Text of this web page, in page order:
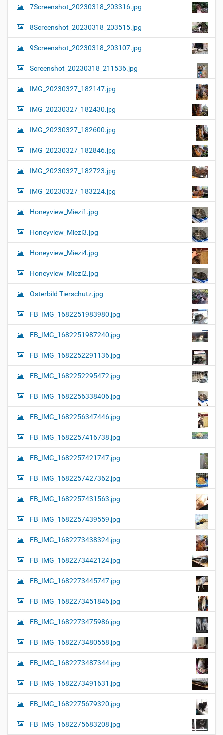
7Screenshot_20230318_203316.jpg
8Screenshot_20230318_203515.jpg
9Screenshot_20230318_203107.jpg
Screenshot_20230318_211536.jpg
IMG_20230327_182147.jpg
IMG_20230327_182430.jpg
IMG_20230327_182600.jpg
IMG_20230327_182846.jpg
IMG_20230327_182723.jpg
IMG_20230327_183224.jpg
Honeyview_Miezi1.jpg
Honeyview_Miezi3.jpg
Honeyview_Miezi4.jpg
Honeyview_Miezi2.jpg
Osterbild Tierschutz.jpg
FB_IMG_1682251983980.jpg
FB_IMG_1682251987240.jpg
FB_IMG_1682252291136.jpg
FB_IMG_1682252295472.jpg
FB_IMG_1682256338406.jpg
FB_IMG_1682256347446.jpg
FB_IMG_1682257416738.jpg
FB_IMG_1682257421747.jpg
FB_IMG_1682257427362.jpg
FB_IMG_1682257431563.jpg
FB_IMG_1682257439559.jpg
FB_IMG_1682273438324.jpg
FB_IMG_1682273442124.jpg
FB_IMG_1682273445747.jpg
FB_IMG_1682273451846.jpg
FB_IMG_1682273475986.jpg
FB_IMG_1682273480558.jpg
FB_IMG_1682273487344.jpg
FB_IMG_1682273491631.jpg
FB_IMG_1682275679320.jpg
FB_IMG_1682275683208.jpg